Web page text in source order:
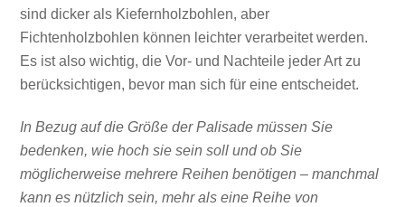
sind dicker als Kiefernholzbohlen, aber
Fichtenholzbohlen können leichter verarbeitet werden.
Es ist also wichtig, die Vor- und Nachteile jeder Art zu
berücksichtigen, bevor man sich für eine entscheidet.
In Bezug auf die Größe der Palisade müssen Sie
bedenken, wie hoch sie sein soll und ob Sie
möglicherweise mehrere Reihen benötigen – manchmal
kann es nützlich sein, mehr als eine Reihe von